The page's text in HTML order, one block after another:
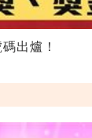
出爐！